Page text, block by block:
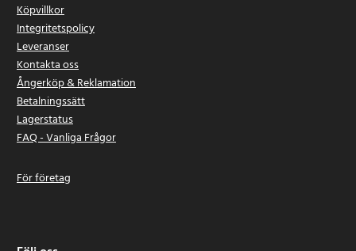
Köpvillkor
Integritetspolicy
Leveranser
Kontakta oss
Ångerköp & Reklamation
Betalningssätt
Lagerstatus
FAQ - Vanliga Frågor
För företag